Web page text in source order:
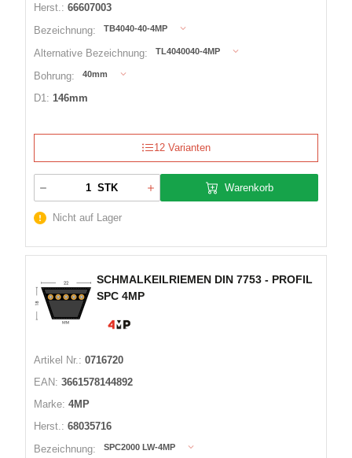
Herst.: 66607003
Bezeichnung:
TB4040-40-4MP
Alternative Bezeichnung: TL4040040-4MP
Bohrung: 40mm
D1: 146mm
12 Varianten
STK Warenkorb
Nicht auf Lager
SCHMALKEILRIEMEN DIN 7753 - PROFIL
SPC 4MP
Artikel Nr.: 0716720
EAN: 3661578144892
Marke: 4MP
Herst.: 68035716
Bezeichnung:
SPC2000 LW-4MP